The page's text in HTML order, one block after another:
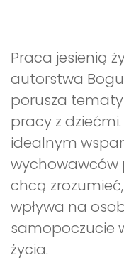
Archiwalne
Praca jesienią
autorstwa
porusza
pracy z dziećmi.
idealnym
wychowawców
chcą
wpływa na
samopoczucie
życia.